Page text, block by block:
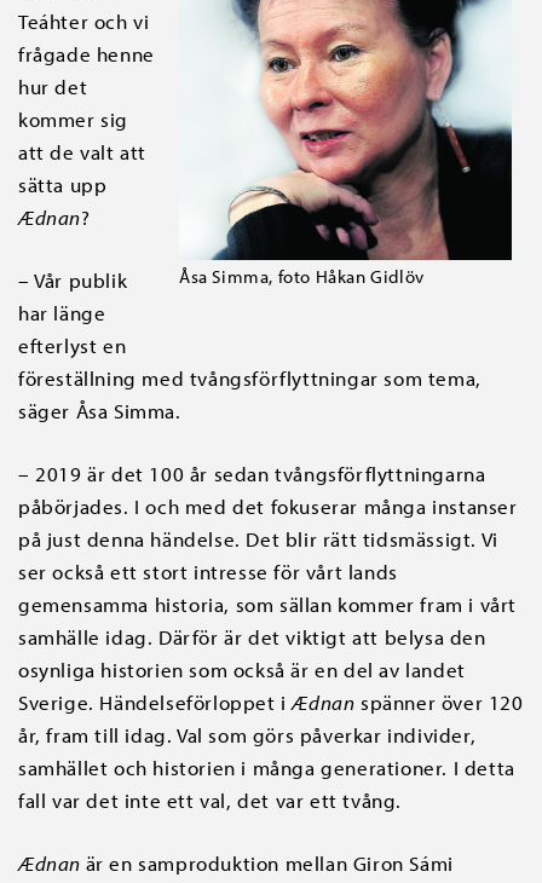
Åsa Simma, foto Håkan Gidlöv
Teáhter och vi
frågade henne
hur det
kommer sig
att de valt att
sätta upp
Ædnan?
– Vår publik
har länge
efterlyst en
föreställning med tvångsförflyttningar som tema,
säger Åsa Simma.
– 2019 är det 100 år sedan tvångsförflyttningarna
påbörjades. I och med det fokuserar många instanser
på just denna händelse. Det blir rätt tidsmässigt. Vi
ser också ett stort intresse för vårt lands
gemensamma historia, som sällan kommer fram i vårt
samhälle idag. Därför är det viktigt att belysa den
osynliga historien som också är en del av landet
Sverige. Händelseförloppet iÆdnan spänner över 120
år, fram till idag. Val som görs påverkar individer,
samhället och historien i många generationer. I detta
fall var det inte ett val, det var ett tvång.
Ædnan är en samproduktion mellan Giron Sámi